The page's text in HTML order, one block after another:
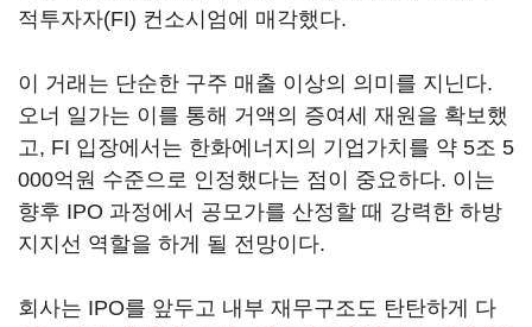
적투자자(FI) 컨소시엄에 매각했다.
이 거래는 단순한 구주 매출 이상의 의미를 지닌다.
오너 일가는 이를 통해 거액의 증여세 재원을 확보했
고, FI 입장에서는 한화에너지의 기업가치를 약 5조 5
000억원 수준으로 인정했다는 점이 중요하다. 이는
향후 IPO 과정에서 공모가를 산정할 때 강력한 하방
지지선 역할을 하게 될 전망이다.
회사는 IPO를 앞두고 내부 재무구조도 탄탄하게 다